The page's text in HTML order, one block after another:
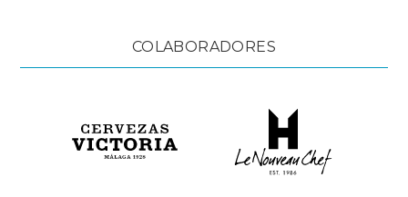
COLABORADORES